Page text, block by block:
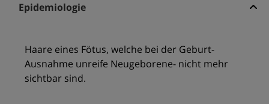
Epidemiologie
Haare eines Fötus, welche bei der Geburt-
Ausnahme unreife Neugeborene- nicht mehr
sichtbar sind.